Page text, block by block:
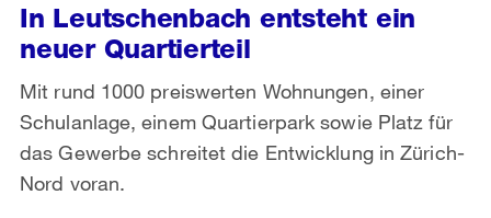
In Leutschenbach entsteht ein
neuer Quartierteil
Mit rund 1000 preiswerten Wohnungen, einer
Schulanlage, einem Quartierpark sowie Platz für
das Gewerbe schreitet die Entwicklung in Zürich-
Nord voran.